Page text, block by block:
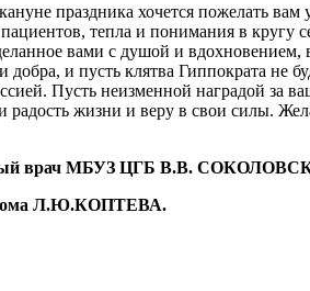
праздника хочется пожелать вам
тепла и понимания в кругу
вами с душой и вдохновением,
добра, и пусть клятва Гиппократа не
Пусть неизменной наградой за
радость жизни и веру в свои силы.
врач МБУЗ ЦГБ В.В.
Л.Ю.КОПТЕВА.